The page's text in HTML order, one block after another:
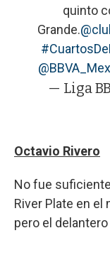
quinto
Grande.
@BBVA_Mex
— Liga
Octavio Rivero
No fue
River Plate en el
pero el